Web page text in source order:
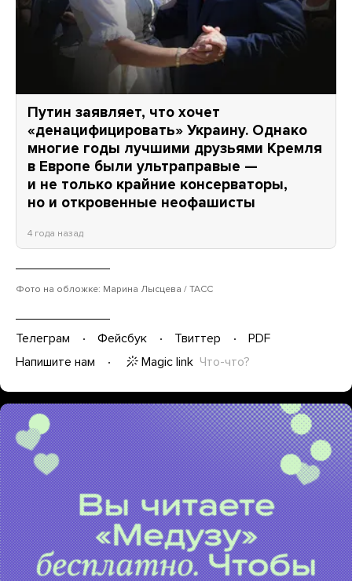
Путин заявляет, что хочет
«денацифицировать» Украину. Однако
многие годы лучшими друзьями Кремля
в Европе были ультраправые —
и не только крайние консерваторы,
но и откровенные неофашисты
4 года назад
Фото на обложке: Марина Лысцева / ТАСС
Телеграм Фейсбук Твиттер
PDF
Напишите нам
Magic link Что-что?